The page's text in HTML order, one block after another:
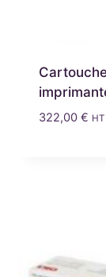
322,00 € HT